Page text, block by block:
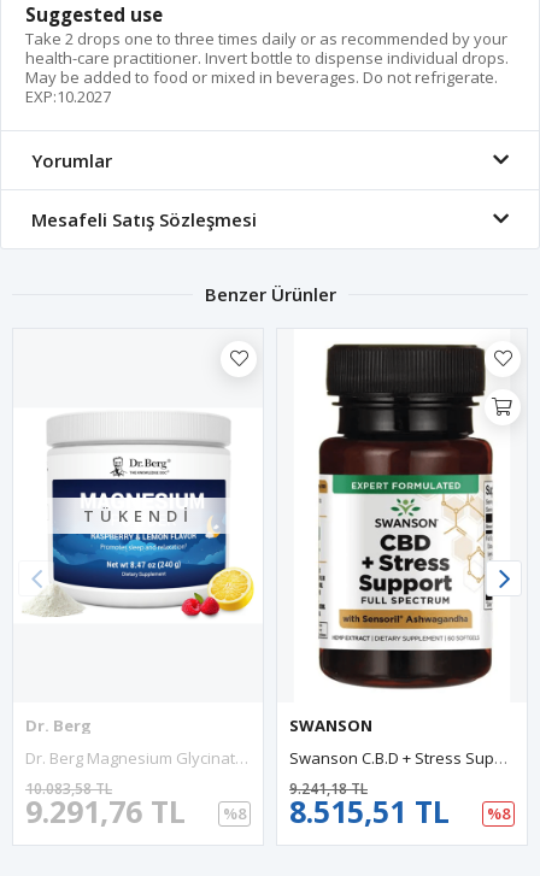
Suggested use
Take 2 drops one to three times daily or as recommended by your
health-care practitioner. Invert bottle to dispense individual drops.
May be added to food or mixed in beverages. Do not refrigerate.
EXP:10.2027
Yorumlar
Mesafeli Satış Sözleşmesi
Benzer Ürünler
TÜKENDI
Dr. Berg
Dr. Berg Magnesium Glycinate Powder CALM For Sleep, Relaxation, Stress Relief - Now Includes Vitamin D3 & Zinc - Delicious Raspberry & Lemon (50 Servings).57.
9.291,76 TL
10.083,58 TL
%8
SWANSON
Swanson C.B.D + Stress Support Full Spectrum With Sensoril 60 Softjel..USA Version.52.
8.515,51 TL
9.241,18 TL
%8